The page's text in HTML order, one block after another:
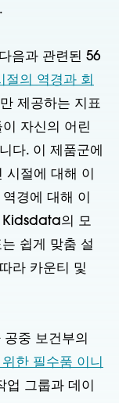
음과 관련된 56
절의 역경과 회
제공하는 지표
자신의 어린
다. 이 제품군에
절에 대해 이
경에 대해 이
Kidsdata의 모
쉽게 맞춤 설
라 카운티 및
중 보건부의
한 필수품 이니
그룹과 데이